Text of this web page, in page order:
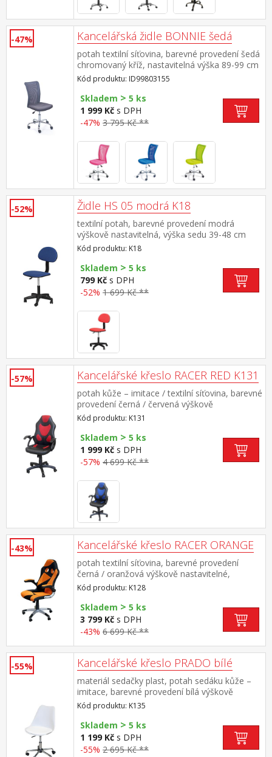
-47% Kancelářská židle BONNIE šedá
potah textilní síťovina, barevné provedení šedá
chromovaný kříž, nastavitelná výška 89-99 cm
Kód produktu: ID99803155
Skladem > 5 ks
1 999 Kč s DPH
-47% 3 795 Kč **
-52% Židle HS 05 modrá K18
textilní potah, barevné provedení modrá
výškově nastavitelná, výška sedu 39-48 cm
nastavitelná opěrka zad, výška opěrky 40 cm
doporučená nosnost do 75 kg
Kód produktu: K18
Skladem > 5 ks
799 Kč s DPH
-52% 1 699 Kč **
-57% Kancelářské křeslo RACER RED K131
potah kůže – imitace / textilní síťovina, barevné
provedení černá / červená výškově
nastavitelné, houpací mechanismus, výška
sedu 43-52 cm
Kód produktu: K131
Skladem > 5 ks
1 999 Kč s DPH
-57% 4 699 Kč **
-43% Kancelářské křeslo RACER ORANGE
potah textilní síťovina, barevné provedení
černá / oranžová výškově nastavitelné,
nastavitelné područky, houpací mechanismus,
kříž ve stříbrné barvě výška sedu 43-53 cm,
šířka sedu 52 cm
Kód produktu: K128
Skladem > 5 ks
3 799 Kč s DPH
-43% 6 699 Kč **
-55% Kancelářské křeslo PRADO bílé
materiál sedačky plast, potah sedáku kůže –
imitace, barevné provedení bílá výškově
nastavitelné, výška sedu 46-55 cm kovový
pochromovaný kříž
Kód produktu: K135
Skladem > 5 ks
1 199 Kč s DPH
-55% 2 695 Kč **